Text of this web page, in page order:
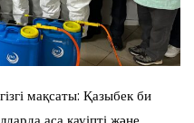
мақсаты: Қазыбек би